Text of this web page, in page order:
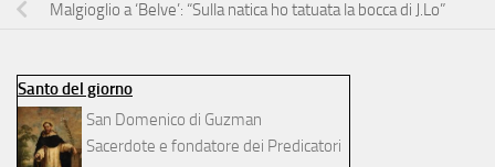
Malgioglio a ‘Belve’: “Sulla natica ho tatuata la bocca di J.Lo”
Santo del giorno
San Domenico di Guzman
Sacerdote e fondatore dei Predicatori